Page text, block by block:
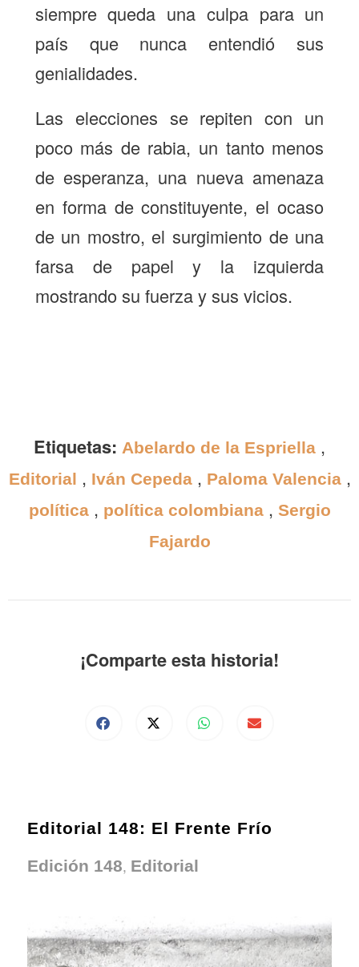
siempre queda una culpa para un
país que nunca entendió sus
genialidades.
Las elecciones se repiten con un
poco más de rabia, un tanto menos
de esperanza, una nueva amenaza
en forma de constituyente, el ocaso
de un mostro, el surgimiento de una
farsa de papel y la izquierda
mostrando su fuerza y sus vicios.
Etiquetas: Abelardo de la Espriella ,
Editorial , Iván Cepeda, Paloma Valencia,
política, política colombiana, Sergio
Fajardo
¡Comparte esta historia!
Editorial 148: El Frente Frío
Edición 148, Editorial